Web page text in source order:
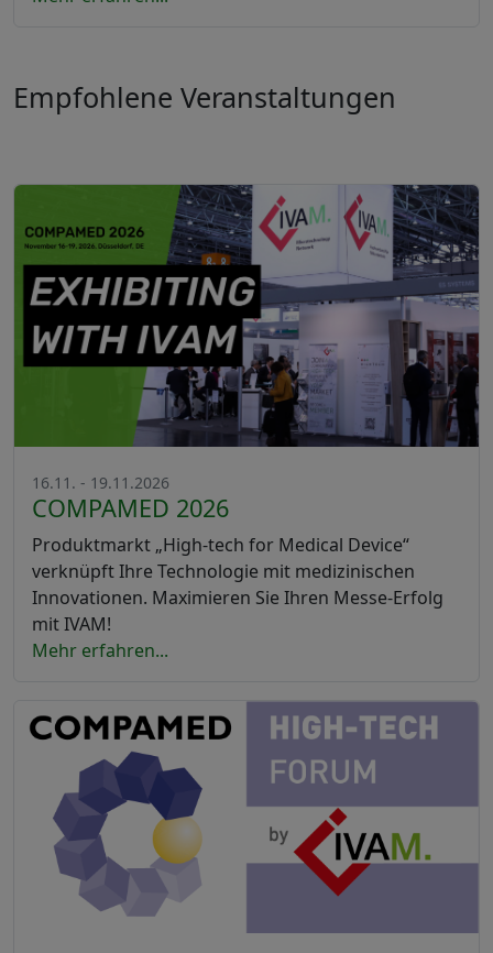
Empfohlene Veranstaltungen
16.11. - 19.11.2026
COMPAMED 2026
Produktmarkt „High-tech for Medical Device“
verknüpft Ihre Technologie mit medizinischen
Innovationen. Maximieren Sie Ihren Messe-Erfolg
mit IVAM!
Mehr erfahren...